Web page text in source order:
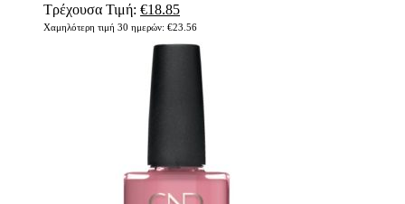
Τρέχουσα Τιμή: Original
price
was:
€23.56.
€18.85Η
τρέχουσα
τιμή
είναι:
€18.85.
Χαμηλότερη τιμή 30 ημερών: €23.56